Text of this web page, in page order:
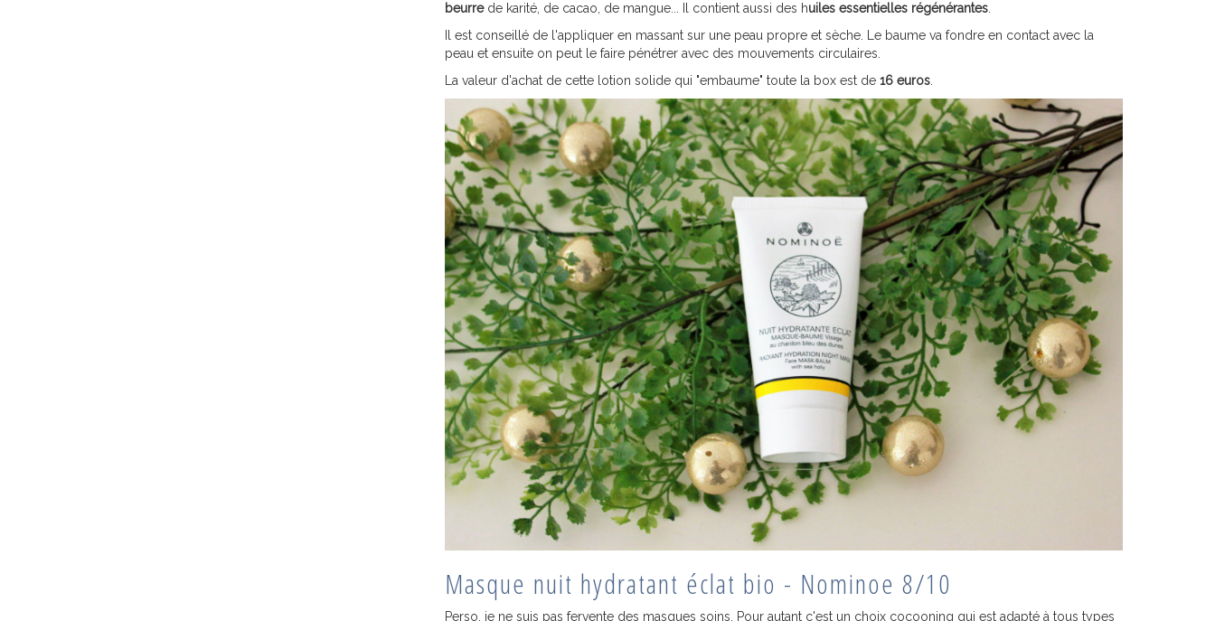
beurrede karité, de cacao, de mangue... Il contient aussi des huiles essentielles régénérantes
Il est conseillé de l'appliquer en massant sur une peau propre et sèche. Le baume va fondre en contact avec la
peau et ensuite on peut le faire pénétrer avec des mouvements circulaires.
La valeur d'achat de cette lotion solide qui "embaume" toute la box est de 16 euros
Masque nuit hydratant éclat bio - Nominoe 8/10
Perso, je ne suis pas fervente des masques soins. Pour autant c'est un choix cocooning qui est adapté à tous types